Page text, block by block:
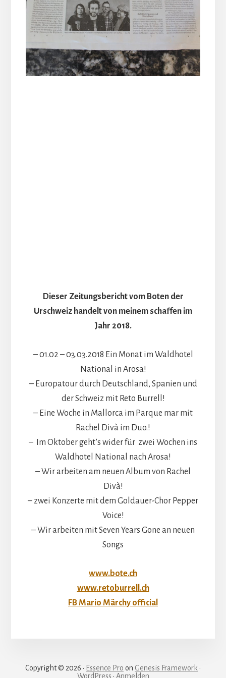
Dieser Zeitungsbericht vom Boten der
Urschweiz handelt von meinem schaffen im
Jahr 2018.
– 01.02 – 03.03.2018 Ein Monat im Waldhotel
National in Arosa!
– Europatour durch Deutschland, Spanien und
der Schweiz mit Reto Burrell!
– Eine Woche in Mallorca im Parque mar mit
Rachel Divà im Duo.!
– Im Oktober geht’s wider für zwei Wochen ins
Waldhotel National nach Arosa!
– Wir arbeiten am neuen Album von Rachel
Divà!
– zwei Konzerte mit dem Goldauer-Chor Pepper
Voice!
– Wir arbeiten mit Seven Years Gone an neuen
Songs
www.bote.ch
www.retoburrell.ch
FB Mario Märchy official
Copyright © 2026 · Essence Pro on Genesis Framework ·
WordPress · Anmelden